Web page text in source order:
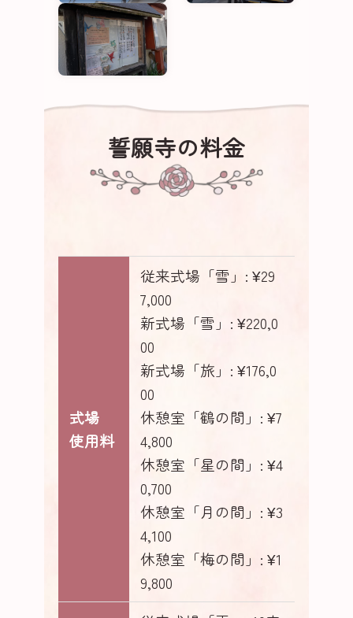
誓願寺の料金
式場
使用料
従来式場「雪」: ¥29
7,000
新式場「雪」: ¥220,0
00
新式場「旅」: ¥176,0
00
休憩室「鶴の間」: ¥7
4,800
休憩室「星の間」: ¥4
0,700
休憩室「月の間」: ¥3
4,100
休憩室「梅の間」: ¥1
9,800